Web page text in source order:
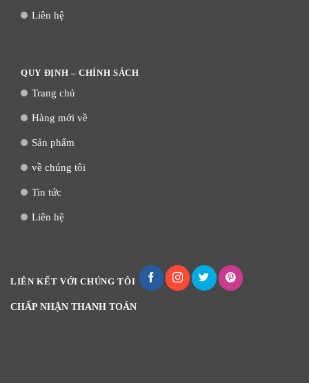
Liên hệ
QUY ĐỊNH – CHÍNH SÁCH
Trang chủ
Hàng mới về
Sản phẩm
về chúng tôi
Tin tức
Liên hệ
LIÊN KẾT VỚI CHÚNG TÔI
CHẤP NHẬN THANH TOÁN